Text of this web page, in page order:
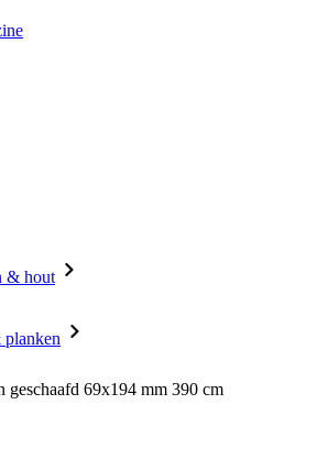
& hout
geschaafd 69x194 mm 390 cm